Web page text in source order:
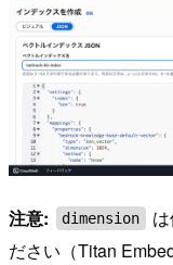
注意: dimension
ださい（Titan